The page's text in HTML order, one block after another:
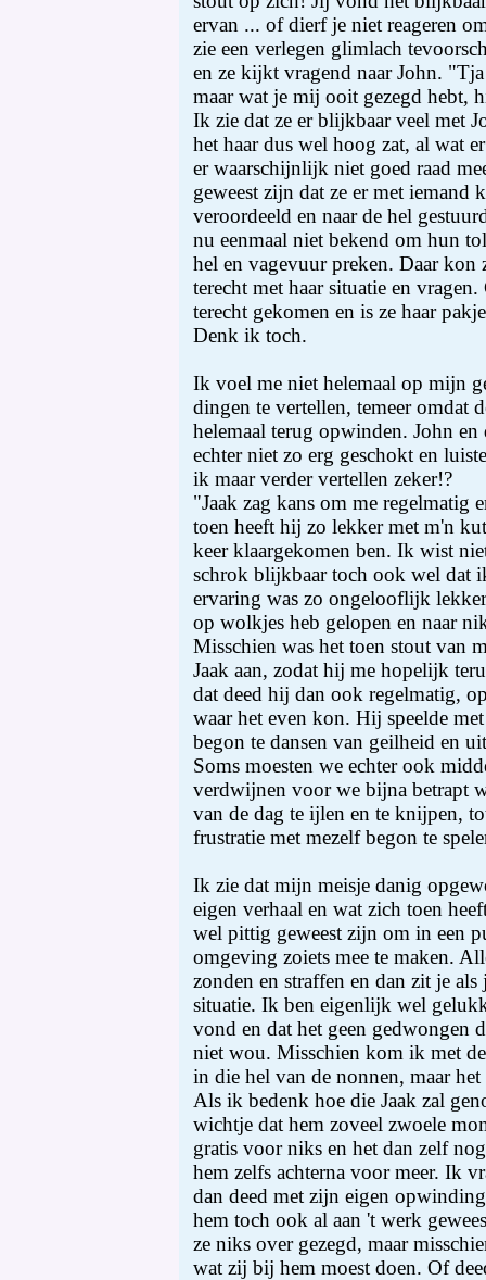
ervan ... of dierf je niet reageren
zie een verlegen glimlach
en ze kijkt vragend naar John.
maar wat je mij ooit gezegd hebt,
Ik zie dat ze er blijkbaar veel met
het haar dus wel hoog zat, al wat
er waarschijnlijk niet goed raad
geweest zijn dat ze er met iemand
veroordeeld en naar de hel
nu eenmaal niet bekend om hun
hel en vagevuur preken. Daar kon
terecht met haar situatie en
terecht gekomen en is ze haar
Denk ik toch.
Ik voel me niet helemaal op mijn
dingen te vertellen, temeer omdat
helemaal terug opwinden. John
echter niet zo erg geschokt en
ik maar verder vertellen zeker!?
"Jaak zag kans om me regelmatig
toen heeft hij zo lekker met m'n
keer klaargekomen ben. Ik wist
schrok blijkbaar toch ook wel dat
ervaring was zo ongelooflijk
op wolkjes heb gelopen en naar
Misschien was het toen stout van
Jaak aan, zodat hij me hopelijk
dat deed hij dan ook regelmatig,
waar het even kon. Hij speelde
begon te dansen van geilheid en
Soms moesten we echter ook
verdwijnen voor we bijna betrapt
van de dag te ijlen en te knijpen,
frustratie met mezelf begon te
Ik zie dat mijn meisje danig
eigen verhaal en wat zich toen
wel pittig geweest zijn om in een
omgeving zoiets mee te maken.
zonden en straffen en dan zit je
situatie. Ik ben eigenlijk wel
vond en dat het geen gedwongen
niet wou. Misschien kom ik met
in die hel van de nonnen, maar
Als ik bedenk hoe die Jaak zal
wichtje dat hem zoveel zwoele
gratis voor niks en het dan zelf
hem zelfs achterna voor meer. Ik
dan deed met zijn eigen
hem toch ook al aan 't werk
ze niks over gezegd, maar
wat zij bij hem moest doen. Of